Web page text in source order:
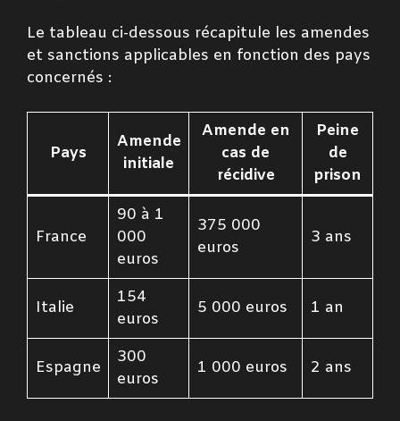
Le tableau ci-dessous récapitule les amendes
et sanctions applicables en fonction des pays
concernés :
Pays
Amende
initiale
Amende en
cas de
récidive
Peine
de
prison
France
90 à 1
000
euros
375 000
euros
3 ans
Italie
154
euros
5 000 euros 1 an
Espagne
300
euros
1 000 euros 2 ans